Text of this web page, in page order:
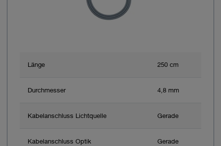
Länge 250 cm
Durchmesser 4,8 mm
Kabelanschluss Lichtquelle Gerade
Kabelanschluss Optik Gerade